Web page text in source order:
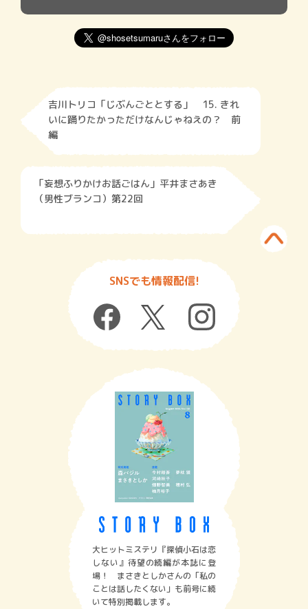
吉川トリコ「じぶんごととする」 15. きれ
いに踊りたかっただけなんじゃねえの？ 前
編
「妄想ふりかけお話ごはん」平井まさあき
（男性ブランコ）第22回
SNSでも情報配信!
大ヒットミステリ『探偵小石は恋
しない』待望の続編が本誌に登
場！ まさきとしかさんの「私の
ことは話したくない」も前号に続
いて特別掲載します。